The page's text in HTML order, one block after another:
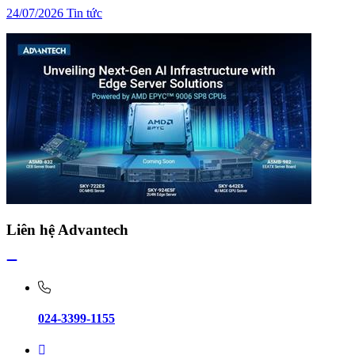
24/07/2026 Tin tức
Liên hệ Advantech
024-3399-1155